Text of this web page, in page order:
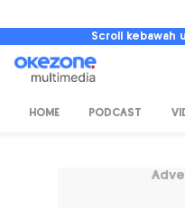
Scroll kebawah
HOME PODCAST